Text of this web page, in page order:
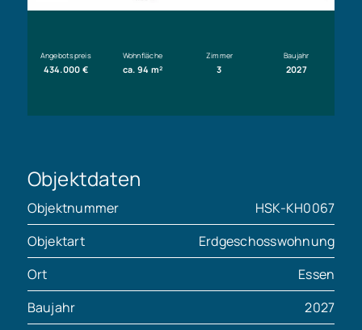
Angebotspreis
434.000 €
Wohnfläche
ca. 94 m²
Zimmer
3
Baujahr
2027
Objektdaten
Objektnummer
HSK-KH0067
Objektart
Erdgeschosswohnung
Ort
Essen
Baujahr
2027